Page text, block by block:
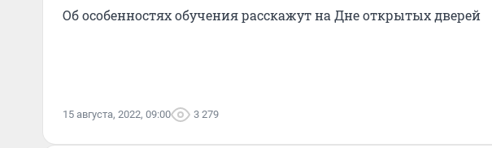
Об особенностях обучения расскажут на Дне открытых дверей
15 августа, 2022, 09:00 3 279